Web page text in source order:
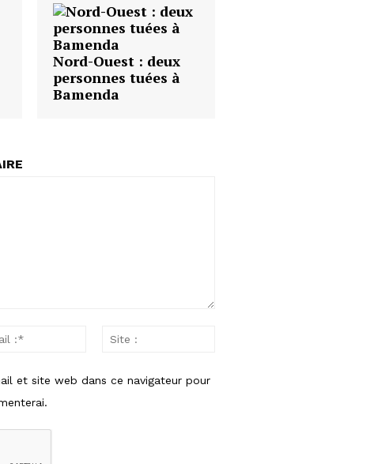
Nord-Ouest : deux
personnes tuées à
Bamenda
Email
et site web dans ce navigateur pour